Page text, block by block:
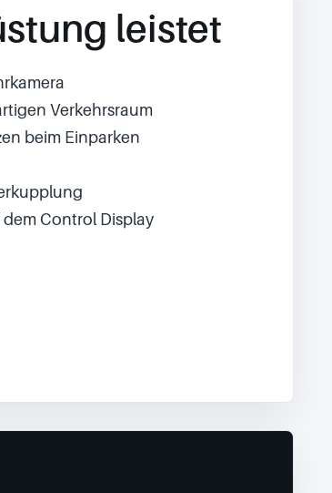
leistet
Verkehrsraum
beim Einparken
Control Display